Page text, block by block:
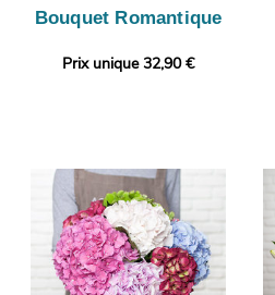
Bouquet Romantique
Prix unique 32,90 €